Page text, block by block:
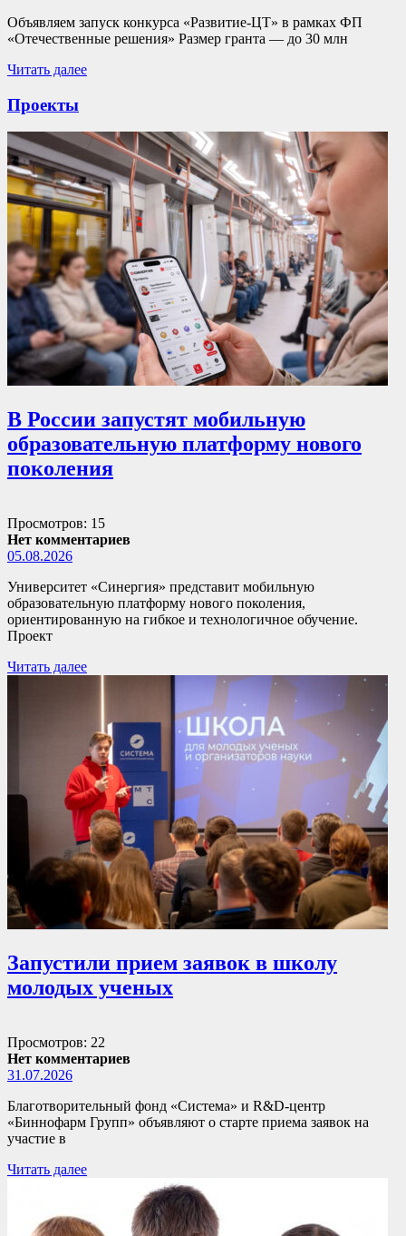
Объявляем запуск конкурса «Развитие-ЦТ» в рамках ФП
«Отечественные решения» Размер гранта — до 30 млн
Читать далее
Проекты
В России запустят мобильную
образовательную платформу нового
поколения
Просмотров: 15
Нет комментариев
05.08.2026
Университет «Синергия» представит мобильную
образовательную платформу нового поколения,
ориентированную на гибкое и технологичное обучение.
Проект
Читать далее
Запустили прием заявок в школу
молодых ученых
Просмотров: 22
Нет комментариев
31.07.2026
Благотворительный фонд «Система» и R&D-центр
«Биннофарм Групп» объявляют о старте приема заявок на
участие в
Читать далее